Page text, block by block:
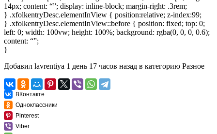
14px; content: “”; display: inline-block; margin-right: .3rem;
} .xfolkentryDesc.elementInView { position:relative; z-index:99;
} .xfolkentryDesc.elementInView::before { position: fixed; top: 0;
left: 0; width: 100vw; height: 100%; background: rgba(0, 0, 0, 0.6);
content: “”;
}
Добавил lavrentiya 1 день 17 часов назад в категорию Разное
ВКонтакте
Одноклассники
Pinterest
Viber